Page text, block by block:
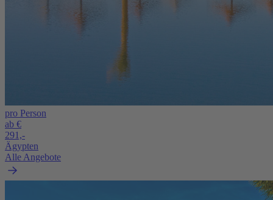
pro Person
ab €
291,-
Ägypten
Alle Angebote